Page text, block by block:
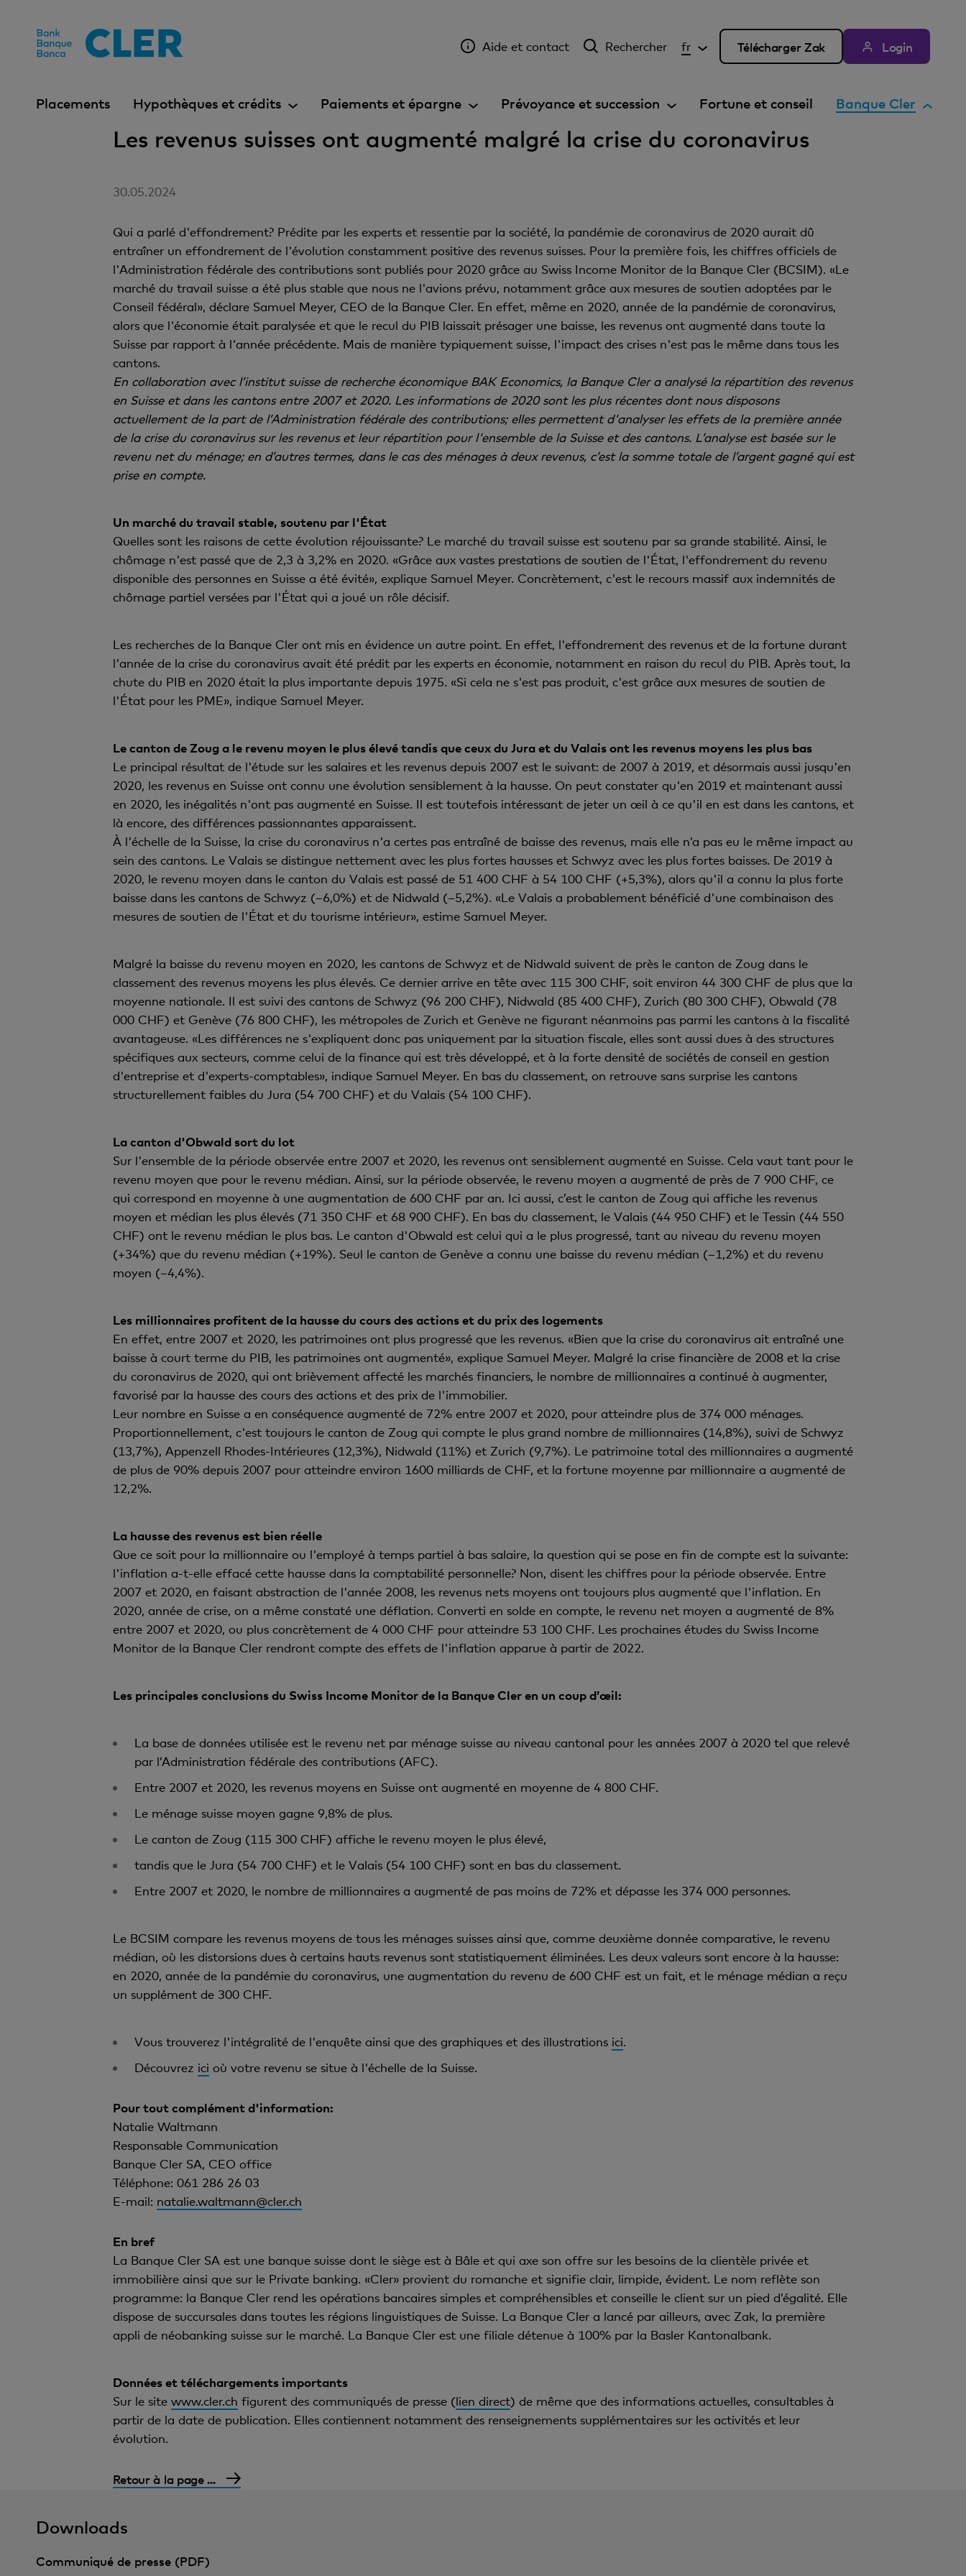
Aide et contact Rechercher fr Télécharger Zak Login
Placements Hypothèques et crédits Paiements et épargne Prévoyance et succession Fortune et conseil Banque Cler
Les revenus suisses ont augmenté malgré la crise du coronavirus
30.05.2024
Qui a parlé d'effondrement? Prédite par les experts et ressentie par la société, la pandémie de coronavirus de 2020 aurait dû
entraîner un effondrement de l'évolution constamment positive des revenus suisses. Pour la première fois, les chiffres officiels de
l'Administration fédérale des contributions sont publiés pour 2020 grâce au Swiss Income Monitor de la Banque Cler (BCSIM). «Le
marché du travail suisse a été plus stable que nous ne l'avions prévu, notamment grâce aux mesures de soutien adoptées par le
Conseil fédéral», déclare Samuel Meyer, CEO de la Banque Cler. En effet, même en 2020, année de la pandémie de coronavirus,
alors que l'économie était paralysée et que le recul du PIB laissait présager une baisse, les revenus ont augmenté dans toute la
Suisse par rapport à l'année précédente. Mais de manière typiquement suisse, l'impact des crises n'est pas le même dans tous les
cantons.
En collaboration avec l’institut suisse de recherche économique BAK Economics, la Banque Cler a analysé la répartition des revenus
en Suisse et dans les cantons entre 2007 et 2020. Les informations de 2020 sont les plus récentes dont nous disposons
actuellement de la part de l’Administration fédérale des contributions; elles permettent d'analyser les effets de la première année
de la crise du coronavirus sur les revenus et leur répartition pour l'ensemble de la Suisse et des cantons. L’analyse est basée sur le
revenu net du ménage; en d’autres termes, dans le cas des ménages à deux revenus, c’est la somme totale de l’argent gagné qui est
prise en compte.
Un marché du travail stable, soutenu par l'État
Quelles sont les raisons de cette évolution réjouissante? Le marché du travail suisse est soutenu par sa grande stabilité. Ainsi, le
chômage n'est passé que de 2,3 à 3,2% en 2020. «Grâce aux vastes prestations de soutien de l'État, l'effondrement du revenu
disponible des personnes en Suisse a été évité», explique Samuel Meyer. Concrètement, c'est le recours massif aux indemnités de
chômage partiel versées par l'État qui a joué un rôle décisif.
Les recherches de la Banque Cler ont mis en évidence un autre point. En effet, l'effondrement des revenus et de la fortune durant
l'année de la crise du coronavirus avait été prédit par les experts en économie, notamment en raison du recul du PIB. Après tout, la
chute du PIB en 2020 était la plus importante depuis 1975. «Si cela ne s'est pas produit, c'est grâce aux mesures de soutien de
l'État pour les PME», indique Samuel Meyer.
Le canton de Zoug a le revenu moyen le plus élevé tandis que ceux du Jura et du Valais ont les revenus moyens les plus bas
Le principal résultat de l'étude sur les salaires et les revenus depuis 2007 est le suivant: de 2007 à 2019, et désormais aussi jusqu'en
2020, les revenus en Suisse ont connu une évolution sensiblement à la hausse. On peut constater qu'en 2019 et maintenant aussi
en 2020, les inégalités n'ont pas augmenté en Suisse. Il est toutefois intéressant de jeter un œil à ce qu'il en est dans les cantons, et
là encore, des différences passionnantes apparaissent.
À l'échelle de la Suisse, la crise du coronavirus n'a certes pas entraîné de baisse des revenus, mais elle n’a pas eu le même impact au
sein des cantons. Le Valais se distingue nettement avec les plus fortes hausses et Schwyz avec les plus fortes baisses. De 2019 à
2020, le revenu moyen dans le canton du Valais est passé de 51 400 CHF à 54 100 CHF (+5,3%), alors qu'il a connu la plus forte
baisse dans les cantons de Schwyz (–6,0%) et de Nidwald (–5,2%). «Le Valais a probablement bénéficié d'une combinaison des
mesures de soutien de l'État et du tourisme intérieur», estime Samuel Meyer.
Malgré la baisse du revenu moyen en 2020, les cantons de Schwyz et de Nidwald suivent de près le canton de Zoug dans le
classement des revenus moyens les plus élevés. Ce dernier arrive en tête avec 115 300 CHF, soit environ 44 300 CHF de plus que la
moyenne nationale. Il est suivi des cantons de Schwyz (96 200 CHF), Nidwald (85 400 CHF), Zurich (80 300 CHF), Obwald (78
000 CHF) et Genève (76 800 CHF), les métropoles de Zurich et Genève ne figurant néanmoins pas parmi les cantons à la fiscalité
avantageuse. «Les différences ne s'expliquent donc pas uniquement par la situation fiscale, elles sont aussi dues à des structures
spécifiques aux secteurs, comme celui de la finance qui est très développé, et à la forte densité de sociétés de conseil en gestion
d'entreprise et d'experts-comptables», indique Samuel Meyer. En bas du classement, on retrouve sans surprise les cantons
structurellement faibles du Jura (54 700 CHF) et du Valais (54 100 CHF).
La canton d'Obwald sort du lot
Sur l'ensemble de la période observée entre 2007 et 2020, les revenus ont sensiblement augmenté en Suisse. Cela vaut tant pour le
revenu moyen que pour le revenu médian. Ainsi, sur la période observée, le revenu moyen a augmenté de près de 7 900 CHF, ce
qui correspond en moyenne à une augmentation de 600 CHF par an. Ici aussi, c’est le canton de Zoug qui affiche les revenus
moyen et médian les plus élevés (71 350 CHF et 68 900 CHF). En bas du classement, le Valais (44 950 CHF) et le Tessin (44 550
CHF) ont le revenu médian le plus bas. Le canton d'Obwald est celui qui a le plus progressé, tant au niveau du revenu moyen
(+34%) que du revenu médian (+19%). Seul le canton de Genève a connu une baisse du revenu médian (–1,2%) et du revenu
moyen (–4,4%).
Les millionnaires profitent de la hausse du cours des actions et du prix des logements
En effet, entre 2007 et 2020, les patrimoines ont plus progressé que les revenus. «Bien que la crise du coronavirus ait entraîné une
baisse à court terme du PIB, les patrimoines ont augmenté», explique Samuel Meyer. Malgré la crise financière de 2008 et la crise
du coronavirus de 2020, qui ont brièvement affecté les marchés financiers, le nombre de millionnaires a continué à augmenter,
favorisé par la hausse des cours des actions et des prix de l'immobilier.
Leur nombre en Suisse a en conséquence augmenté de 72% entre 2007 et 2020, pour atteindre plus de 374 000 ménages.
Proportionnellement, c'est toujours le canton de Zoug qui compte le plus grand nombre de millionnaires (14,8%), suivi de Schwyz
(13,7%), Appenzell Rhodes-Intérieures (12,3%), Nidwald (11%) et Zurich (9,7%). Le patrimoine total des millionnaires a augmenté
de plus de 90% depuis 2007 pour atteindre environ 1600 milliards de CHF, et la fortune moyenne par millionnaire a augmenté de
12,2%.
La hausse des revenus est bien réelle
Que ce soit pour la millionnaire ou l'employé à temps partiel à bas salaire, la question qui se pose en fin de compte est la suivante:
l'inflation a-t-elle effacé cette hausse dans la comptabilité personnelle? Non, disent les chiffres pour la période observée. Entre
2007 et 2020, en faisant abstraction de l'année 2008, les revenus nets moyens ont toujours plus augmenté que l'inflation. En
2020, année de crise, on a même constaté une déflation. Converti en solde en compte, le revenu net moyen a augmenté de 8%
entre 2007 et 2020, ou plus concrètement de 4 000 CHF pour atteindre 53 100 CHF. Les prochaines études du Swiss Income
Monitor de la Banque Cler rendront compte des effets de l'inflation apparue à partir de 2022.
Les principales conclusions du Swiss Income Monitor de la Banque Cler en un coup d’œil:
La base de données utilisée est le revenu net par ménage suisse au niveau cantonal pour les années 2007 à 2020 tel que relevé
par l’Administration fédérale des contributions (AFC).
Entre 2007 et 2020, les revenus moyens en Suisse ont augmenté en moyenne de 4 800 CHF.
Le ménage suisse moyen gagne 9,8% de plus.
Le canton de Zoug (115 300 CHF) affiche le revenu moyen le plus élevé,
tandis que le Jura (54 700 CHF) et le Valais (54 100 CHF) sont en bas du classement.
Entre 2007 et 2020, le nombre de millionnaires a augmenté de pas moins de 72% et dépasse les 374 000 personnes.
Le BCSIM compare les revenus moyens de tous les ménages suisses ainsi que, comme deuxième donnée comparative, le revenu
médian, où les distorsions dues à certains hauts revenus sont statistiquement éliminées. Les deux valeurs sont encore à la hausse:
en 2020, année de la pandémie du coronavirus, une augmentation du revenu de 600 CHF est un fait, et le ménage médian a reçu
un supplément de 300 CHF.
Vous trouverez l'intégralité de l'enquête ainsi que des graphiques et des illustrations ici.
Découvrez ici où votre revenu se situe à l'échelle de la Suisse.
Pour tout complément d'information:
Natalie Waltmann
Responsable Communication
Banque Cler SA, CEO office
Téléphone: 061 286 26 03
E-mail: natalie.waltmann@cler.ch
En bref
La Banque Cler SA est une banque suisse dont le siège est à Bâle et qui axe son offre sur les besoins de la clientèle privée et
immobilière ainsi que sur le Private banking. «Cler» provient du romanche et signifie clair, limpide, évident. Le nom reflète son
programme: la Banque Cler rend les opérations bancaires simples et compréhensibles et conseille le client sur un pied d’égalité. Elle
dispose de succursales dans toutes les régions linguistiques de Suisse. La Banque Cler a lancé par ailleurs, avec Zak, la première
appli de néobanking suisse sur le marché. La Banque Cler est une filiale détenue à 100% par la Basler Kantonalbank.
Données et téléchargements importants
Sur le site www.cler.ch figurent des communiqués de presse (lien direct) de même que des informations actuelles, consultables à
partir de la date de publication. Elles contiennent notamment des renseignements supplémentaires sur les activités et leur
évolution.
Retour à la page ...
Downloads
Communiqué de presse (PDF)